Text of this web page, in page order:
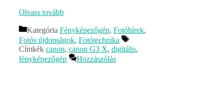
Olvass tovább
Kategória Fényképezőgép, Fotóhírek,
Fotós újdonságok, Fotótechnika
Címkék canon, canon G3 X, digitális,
fényképezőgép
Hozzászólás